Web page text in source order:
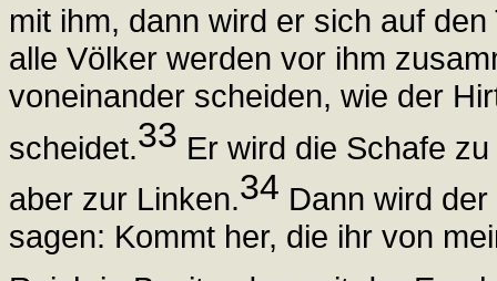
mit ihm, dann wird er sich auf
alle Völker werden vor ihm
voneinander scheiden, wie der
scheidet.33 Er wird die Schafe
aber zur Linken.34 Dann wird
sagen: Kommt her, die ihr von